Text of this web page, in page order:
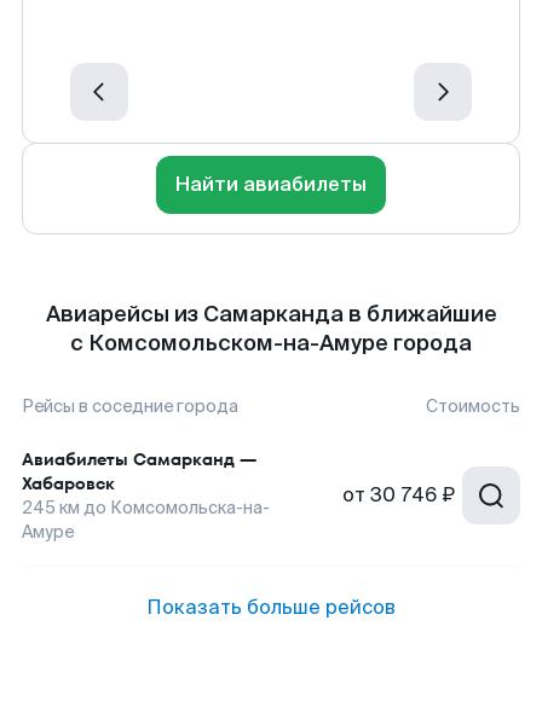
Найти авиабилеты
Авиарейсы из Самарканда в ближайшие
с Комсомольском-на-Амуре города
Рейсы в соседние города Стоимость
Авиабилеты Самарканд —
Хабаровск
245 км до Комсомольска-на-
Амуре
от 30 746 ₽
Показать больше рейсов